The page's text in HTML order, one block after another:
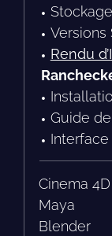
Versions
Rendu
Guide
Cinema 4D
Maya
Blender